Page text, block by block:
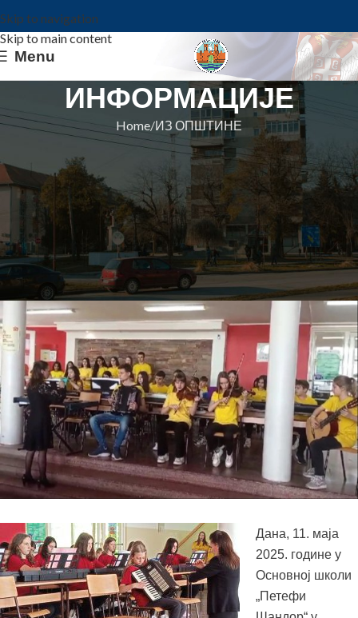
Skip to navigation
Skip to main content
Menu
ИНФОРМАЦИЈЕ
Home ИЗ ОПШТИНЕ
ИЗ ОПШТИНЕ
Златно одличје за оркестре
Мраморка и Делиблата на 63.
музичком фестивалу деце
Војводине
Општина КовинOn 21. maj 2025.
Дана, 11. маја
2025. године у
Основној школи
„Петефи